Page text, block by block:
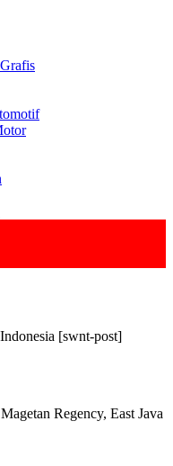
[swnt-post]
Regency, East Java